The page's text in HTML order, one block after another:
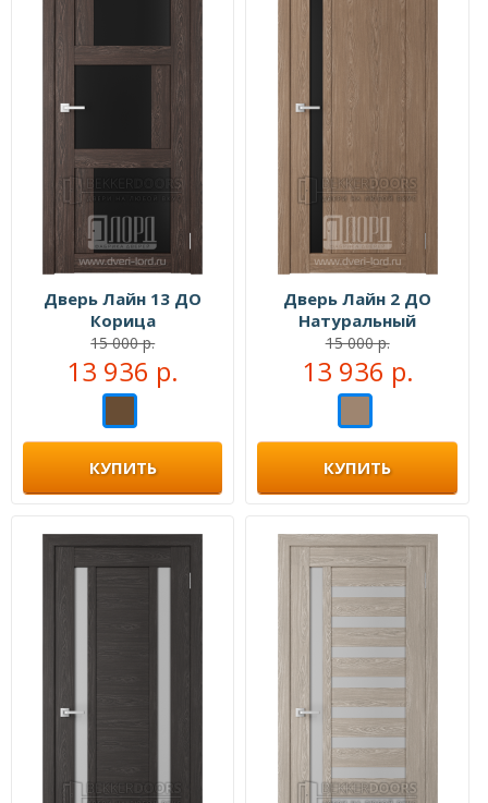
Дверь Лайн 13 ДО
Корица
15 000 р.
13 936 р.
КУПИТЬ
Дверь Лайн 2 ДО
Натуральный
15 000 р.
13 936 р.
КУПИТЬ